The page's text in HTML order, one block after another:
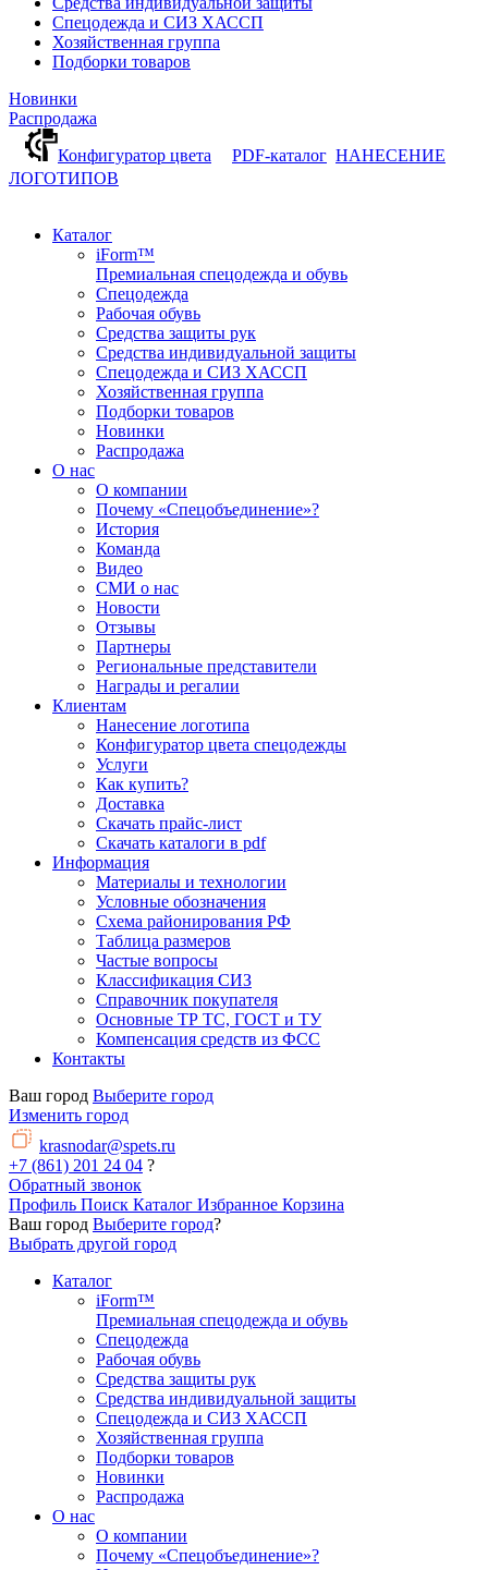
Спецодежда и СИЗ ХАССП
Хозяйственная группа
Подборки товаров
Новинки
Распродажа
Конфигуратор цвета
PDF-каталог НАНЕСЕНИЕ
ЛОГОТИПОВ
Каталог
iForm™
Премиальная спецодежда и обувь
Спецодежда
Рабочая обувь
Средства защиты рук
Средства индивидуальной защиты
Спецодежда и СИЗ ХАССП
Хозяйственная группа
Подборки товаров
Новинки
Распродажа
О нас
О компании
Почему «Спецобъединение»?
История
Команда
Видео
СМИ о нас
Новости
Отзывы
Партнеры
Региональные представители
Награды и регалии
Клиентам
Нанесение логотипа
Конфигуратор цвета спецодежды
Услуги
Как купить?
Доставка
Скачать прайс-лист
Скачать каталоги в pdf
Информация
Материалы и технологии
Условные обозначения
Схема районирования РФ
Таблица размеров
Частые вопросы
Классификация СИЗ
Справочник покупателя
Основные ТР ТС, ГОСТ и ТУ
Компенсация средств из ФСС
Контакты
Ваш город Выберите город
Изменить город
krasnodar@spets.ru
+7 (861) 201 24 04 ?
Обратный звонок
Профиль Поиск Каталог Избранное Корзина
Ваш город Выберите город?
Выбрать другой город
Каталог
iForm™
Премиальная спецодежда и обувь
Спецодежда
Рабочая обувь
Средства защиты рук
Средства индивидуальной защиты
Спецодежда и СИЗ ХАССП
Хозяйственная группа
Подборки товаров
Новинки
Распродажа
О нас
О компании
Почему «Спецобъединение»?